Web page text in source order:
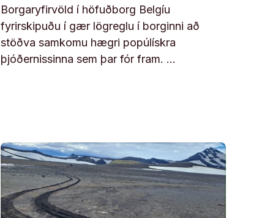
Borgaryfirvöld í höfuðborg Belgíu
fyrirskipuðu í gær lögreglu í borginni að
stöðva samkomu hægri popúlískra
þjóðernissinna sem þar fór fram. …